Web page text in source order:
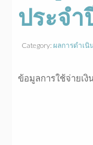
ประจ
Category: ผลการดำเนิ
ข้อมูลการใช้จ่ายเ